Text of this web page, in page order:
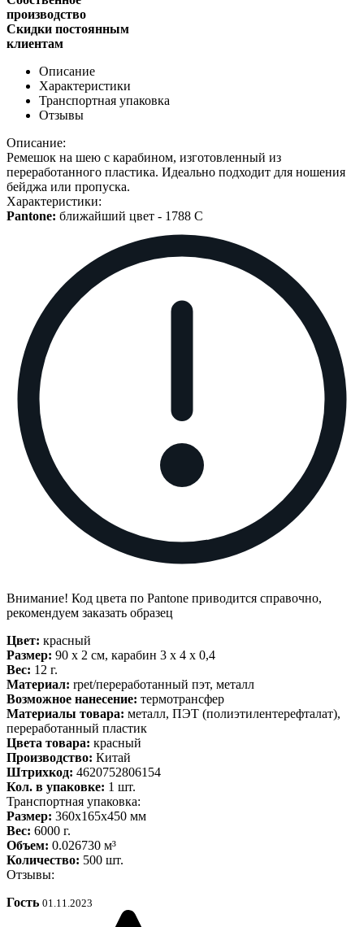
производство
Скидки постоянным
клиентам
Описание
Характеристики
Транспортная упаковка
Отзывы
Описание:
Ремешок на шею с карабином, изготовленный из
переработанного пластика. Идеально подходит для ношения
бейджа или пропуска.
Характеристики:
Pantone: ближайший цвет - 1788 C
Внимание! Код цвета по Pantone приводится справочно,
рекомендуем заказать образец
Цвет: красный
Размер: 90 х 2 см, карабин 3 х 4 х 0,4
Вес: 12 г.
Материал: rpet/переработанный пэт, металл
Возможное нанесение: термотрансфер
Материалы товара: металл, ПЭТ (полиэтилентерефталат),
переработанный пластик
Цвета товара: красный
Производство: Китай
Штрихкод: 4620752806154
Кол. в упаковке: 1 шт.
Транспортная упаковка:
Размер: 360x165x450 мм
Вес: 6000 г.
Объем: 0.026730 м³
Количество: 500 шт.
Отзывы:
Гость 01.11.2023